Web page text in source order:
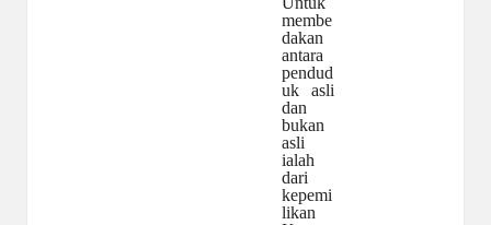
membe
dakan
antara
pendud
uk
asli
dan
bukan
asli
ialah
dari
kepemi
likan